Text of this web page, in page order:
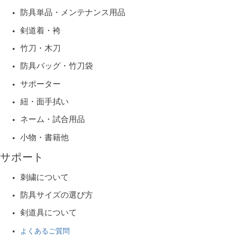
防具単品・メンテナンス用品
剣道着・袴
竹刀・木刀
防具バッグ・竹刀袋
サポーター
紐・面手拭い
ネーム・試合用品
小物・書籍他
サポート
刺繍について
防具サイズの選び方
剣道具について
よくあるご質問